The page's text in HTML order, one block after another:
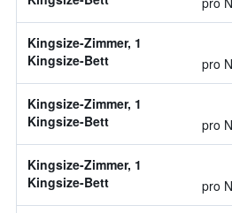
Kingsize-Zimmer, 1
Kingsize-Bett
pro
Kingsize-Zimmer, 1
Kingsize-Bett
pro
Kingsize-Zimmer, 1
Kingsize-Bett
pro